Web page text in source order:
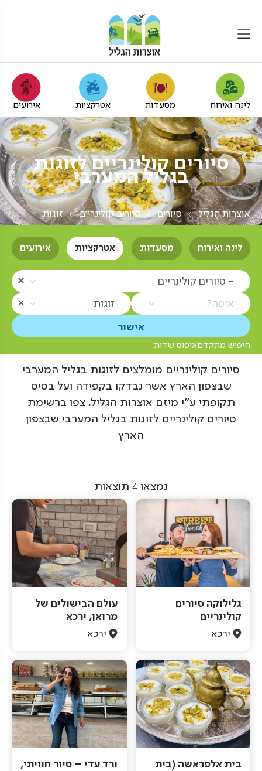
לינה ואירוח מסעדות אטרקציות אירועים
סיורים קולינריים לזוגות
בגליל המערבי
אוצרות הגליל סיורים סיורים קולינריים זוגות
לינה ואירוח מסעדות אטרקציות אירועים
- סיורים קולינריים
איפה? זוגות
חיפוש מתקדםאיפוס שדות
סיורים קולינריים מומלצים לזוגות בגליל המערבי
שבצפון הארץ אשר נבדקו בקפידה ועל בסיס
תקופתי ע"י מיזם אוצרות הגליל. צפו ברשימת
סיורים קולינריים לזוגות בגליל המערבי שבצפון
הארץ
נמצאו 4 תוצאות
גלילוקה סיורים
קולינריים
ירכא
עולם הבישולים של
מרואן, ירכא
ירכא
בית אלפראשה (בית
ורד עדי – סיור חוויתי,